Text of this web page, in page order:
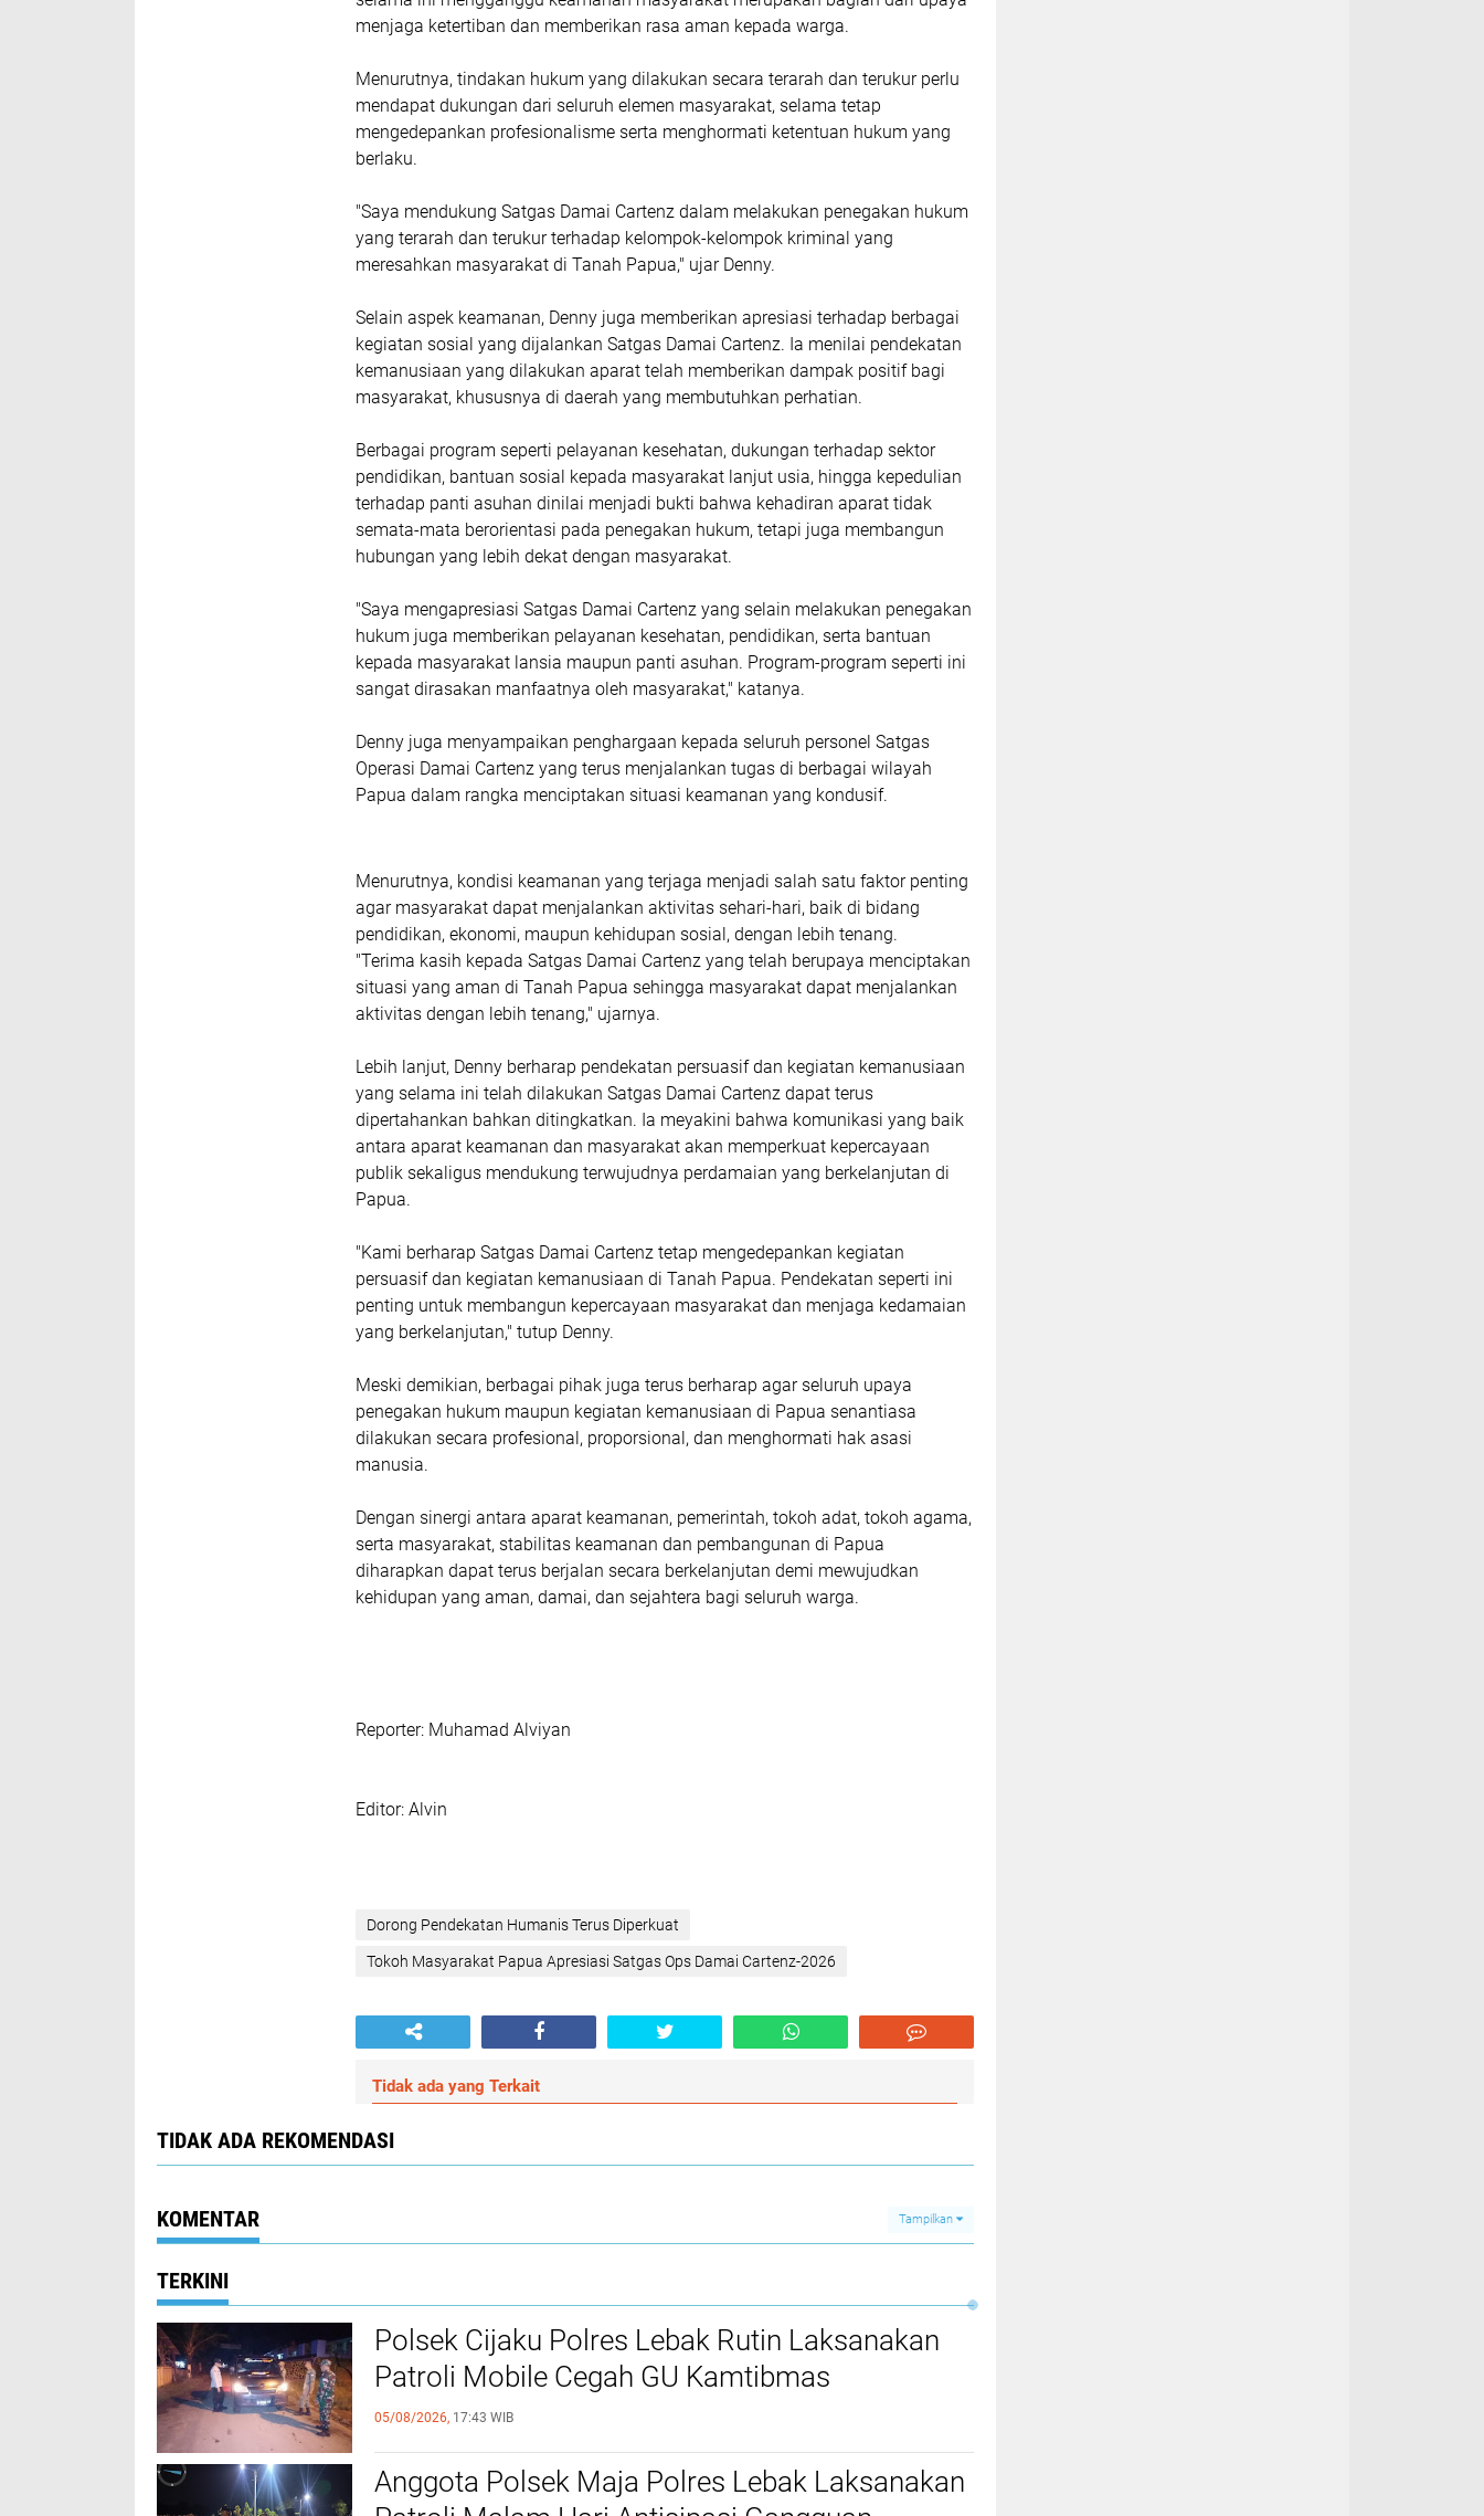
menjaga ketertiban dan memberikan rasa aman kepada warga.
Menurutnya, tindakan hukum yang dilakukan secara terarah dan terukur perlu
mendapat dukungan dari seluruh elemen masyarakat, selama tetap
mengedepankan profesionalisme serta menghormati ketentuan hukum yang
berlaku.
"Saya mendukung Satgas Damai Cartenz dalam melakukan penegakan hukum
yang terarah dan terukur terhadap kelompok-kelompok kriminal yang
meresahkan masyarakat di Tanah Papua," ujar Denny.
Selain aspek keamanan, Denny juga memberikan apresiasi terhadap berbagai
kegiatan sosial yang dijalankan Satgas Damai Cartenz. Ia menilai pendekatan
kemanusiaan yang dilakukan aparat telah memberikan dampak positif bagi
masyarakat, khususnya di daerah yang membutuhkan perhatian.
Berbagai program seperti pelayanan kesehatan, dukungan terhadap sektor
pendidikan, bantuan sosial kepada masyarakat lanjut usia, hingga kepedulian
terhadap panti asuhan dinilai menjadi bukti bahwa kehadiran aparat tidak
semata-mata berorientasi pada penegakan hukum, tetapi juga membangun
hubungan yang lebih dekat dengan masyarakat.
"Saya mengapresiasi Satgas Damai Cartenz yang selain melakukan penegakan
hukum juga memberikan pelayanan kesehatan, pendidikan, serta bantuan
kepada masyarakat lansia maupun panti asuhan. Program-program seperti ini
sangat dirasakan manfaatnya oleh masyarakat," katanya.
Denny juga menyampaikan penghargaan kepada seluruh personel Satgas
Operasi Damai Cartenz yang terus menjalankan tugas di berbagai wilayah
Papua dalam rangka menciptakan situasi keamanan yang kondusif.
Menurutnya, kondisi keamanan yang terjaga menjadi salah satu faktor penting
agar masyarakat dapat menjalankan aktivitas sehari-hari, baik di bidang
pendidikan, ekonomi, maupun kehidupan sosial, dengan lebih tenang.
‎"Terima kasih kepada Satgas Damai Cartenz yang telah berupaya menciptakan
situasi yang aman di Tanah Papua sehingga masyarakat dapat menjalankan
aktivitas dengan lebih tenang," ujarnya.
Lebih lanjut, Denny berharap pendekatan persuasif dan kegiatan kemanusiaan
yang selama ini telah dilakukan Satgas Damai Cartenz dapat terus
dipertahankan bahkan ditingkatkan. Ia meyakini bahwa komunikasi yang baik
antara aparat keamanan dan masyarakat akan memperkuat kepercayaan
publik sekaligus mendukung terwujudnya perdamaian yang berkelanjutan di
Papua.
"Kami berharap Satgas Damai Cartenz tetap mengedepankan kegiatan
persuasif dan kegiatan kemanusiaan di Tanah Papua. Pendekatan seperti ini
penting untuk membangun kepercayaan masyarakat dan menjaga kedamaian
yang berkelanjutan," tutup Denny.
Meski demikian, berbagai pihak juga terus berharap agar seluruh upaya
penegakan hukum maupun kegiatan kemanusiaan di Papua senantiasa
dilakukan secara profesional, proporsional, dan menghormati hak asasi
manusia.
Dengan sinergi antara aparat keamanan, pemerintah, tokoh adat, tokoh agama,
serta masyarakat, stabilitas keamanan dan pembangunan di Papua
diharapkan dapat terus berjalan secara berkelanjutan demi mewujudkan
kehidupan yang aman, damai, dan sejahtera bagi seluruh warga.
Reporter: Muhamad Alviyan
‎Editor: Alvin
Dorong Pendekatan Humanis Terus Diperkuat‎
‎Tokoh Masyarakat Papua Apresiasi Satgas Ops Damai Cartenz-2026
Tidak ada yang Terkait
TIDAK ADA REKOMENDASI
KOMENTAR Tampilkan
TERKINI
Polsek Cijaku Polres Lebak Rutin Laksanakan
Patroli Mobile Cegah GU Kamtibmas
05/08/2026, 17:43 WIB
Anggota Polsek Maja Polres Lebak Laksanakan